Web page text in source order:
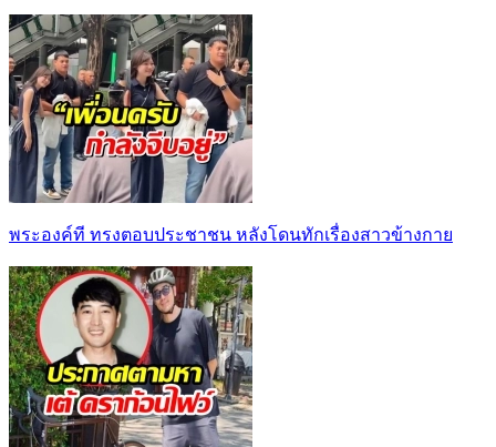
พระองค์ที ทรงตอบประชาชน หลังโดนทักเรื่องสาวข้างกาย